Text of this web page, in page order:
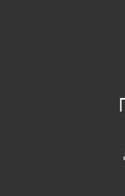
Сам код обычно
в документах,
настроек в